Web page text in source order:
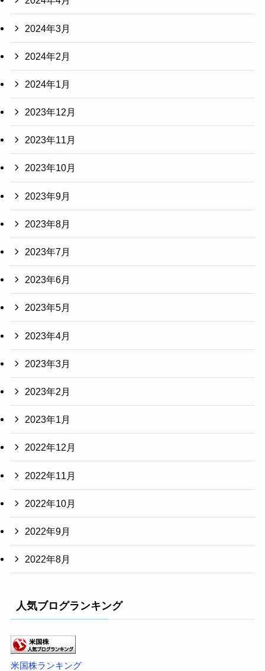
2024年3月
2024年2月
2024年1月
2023年12月
2023年11月
2023年10月
2023年9月
2023年8月
2023年7月
2023年6月
2023年5月
2023年4月
2023年3月
2023年2月
2023年1月
2022年12月
2022年11月
2022年10月
2022年9月
2022年8月
人気ブログランキング
米国株ランキング